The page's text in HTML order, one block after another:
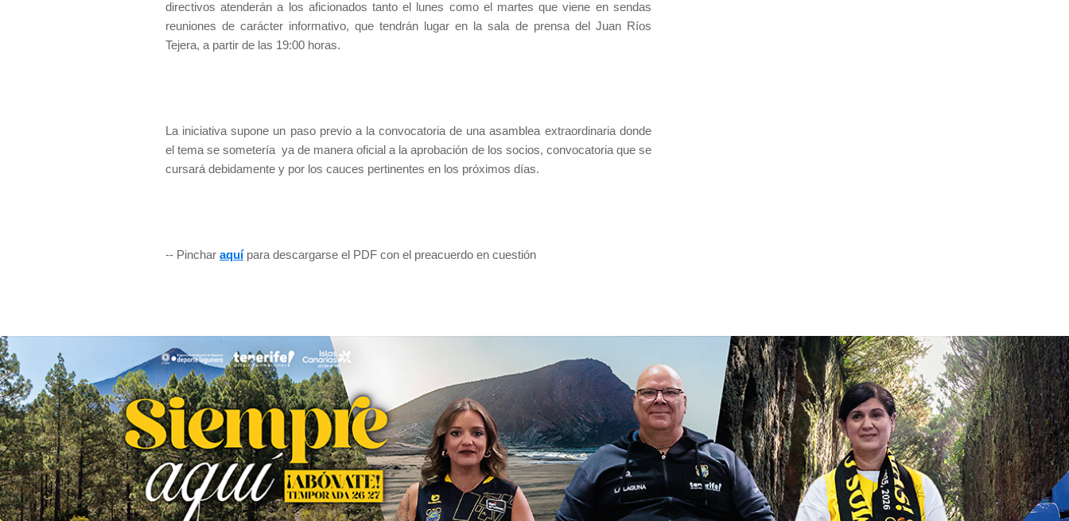
directivos atenderán a los aficionados tanto el lunes como el martes que viene en sendas
reuniones de carácter informativo, que tendrán lugar en la sala de prensa del Juan Ríos
Tejera, a partir de las 19:00 horas.
La iniciativa supone un paso previo a la convocatoria de una asamblea extraordinaria donde
el tema se sometería ya de manera oficial a la aprobación de los socios, convocatoria que se
cursará debidamente y por los cauces pertinentes en los próximos días.
-- Pinchar aquí para descargarse el PDF con el preacuerdo en cuestión